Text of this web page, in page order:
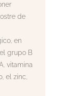
de
en
grupo B
vitamina
el zinc,